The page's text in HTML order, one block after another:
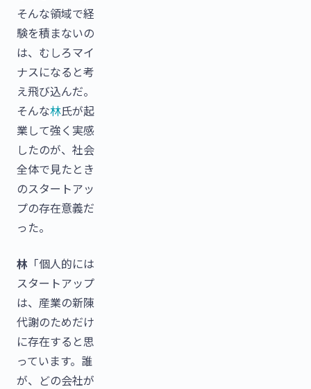
そんな領域で経
験を積まないの
は、むしろマイ
ナスになると考
え飛び込んだ。
そんな林氏が起
業して強く実感
したのが、社会
全体で見たとき
のスタートアッ
プの存在意義だ
った。
林 「個人的には
スタートアップ
は、産業の新陳
代謝のためだけ
に存在すると思
っています。誰
が、どの会社が